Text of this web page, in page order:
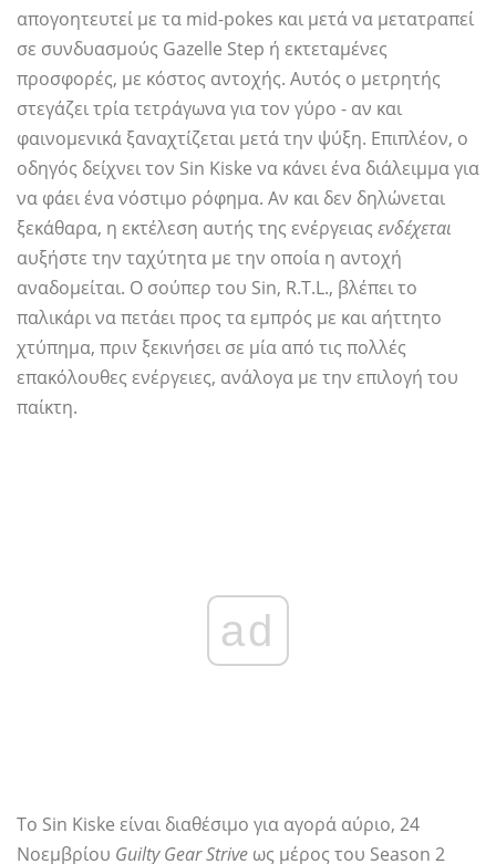
απογοητευτεί με τα mid-pokes και μετά να μετατραπεί
σε συνδυασμούς Gazelle Step ή εκτεταμένες
προσφορές, με κόστος αντοχής. Αυτός ο μετρητής
στεγάζει τρία τετράγωνα για τον γύρο - αν και
φαινομενικά ξαναχτίζεται μετά την ψύξη. Επιπλέον, ο
οδηγός δείχνει τον Sin Kiske να κάνει ένα διάλειμμα για
να φάει ένα νόστιμο ρόφημα. Αν και δεν δηλώνεται
ξεκάθαρα, η εκτέλεση αυτής της ενέργειας ενδέχεται
αυξήστε την ταχύτητα με την οποία η αντοχή
αναδομείται. Ο σούπερ του Sin, R.T.L., βλέπει το
παλικάρι να πετάει προς τα εμπρός με και αήττητο
χτύπημα, πριν ξεκινήσει σε μία από τις πολλές
επακόλουθες ενέργειες, ανάλογα με την επιλογή του
παίκτη.
ad
Το Sin Kiske είναι διαθέσιμο για αγορά αύριο, 24
Νοεμβρίου Guilty Gear Strive ως μέρος του Season 2